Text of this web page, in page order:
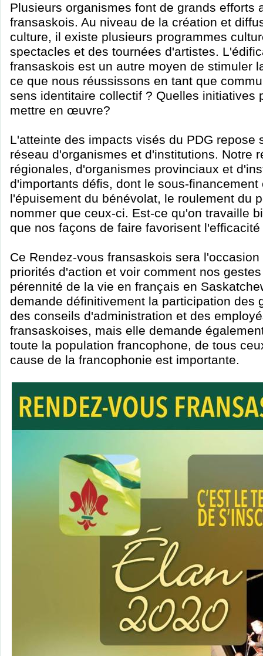
Plusieurs organismes font de grands efforts
fransaskois. Au niveau de la création et
culture, il existe plusieurs programmes
spectacles et des tournées d'artistes.
fransaskois est un autre moyen de stimuler
ce que nous réussissons en tant que
sens identitaire collectif ? Quelles initiatives
mettre en œuvre?
L'atteinte des impacts visés du PDG repose
réseau d'organismes et d'institutions. Notre
régionales, d'organismes provinciaux et
d'importants défis, dont le sous-financement
l'épuisement du bénévolat, le roulement du
nommer que ceux-ci. Est-ce qu'on travaille
que nos façons de faire favorisent
Ce Rendez-vous fransaskois sera
priorités d'action et voir comment nos
pérennité de la vie en français en
demande définitivement la participation des
des conseils d'administration et des
fransaskoises, mais elle demande
toute la population francophone, de tous
cause de la francophonie est importante.